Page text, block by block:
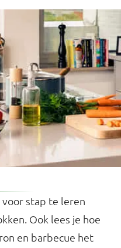
stap te leren
Ook lees je hoe
en barbecue het